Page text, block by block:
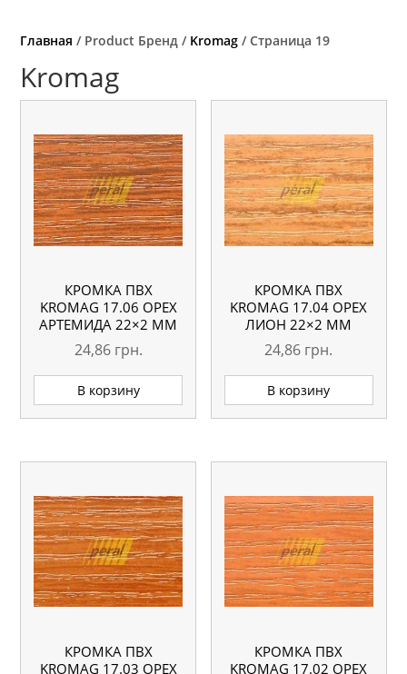
Главная / Product Бренд / Kromag / Страница 19
Kromag
КРОМКА ПВХ
KROMAG 17.06 ОРЕХ
АРТЕМИДА 22×2 ММ
24,86 грн.
В корзину
КРОМКА ПВХ
KROMAG 17.04 ОРЕХ
ЛИОН 22×2 ММ
24,86 грн.
В корзину
КРОМКА ПВХ
KROMAG 17.03 ОРЕХ
КРОМКА ПВХ
KROMAG 17.02 ОРЕХ